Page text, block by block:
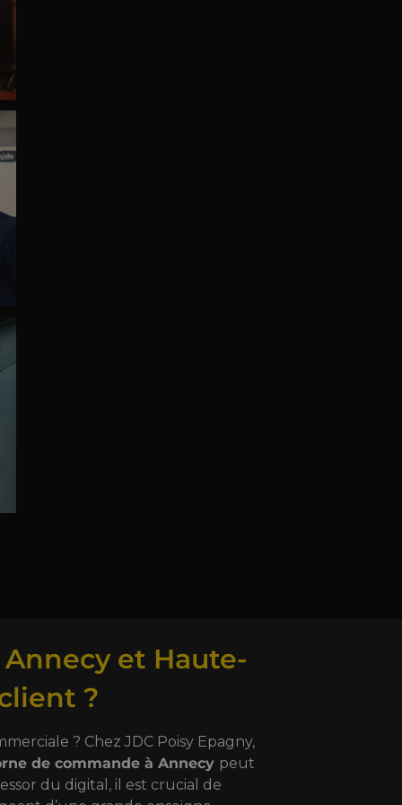
et Haute-
?
? Chez JDC Poisy Epagny,
de commande à Annecy peut
du digital, il est crucial de